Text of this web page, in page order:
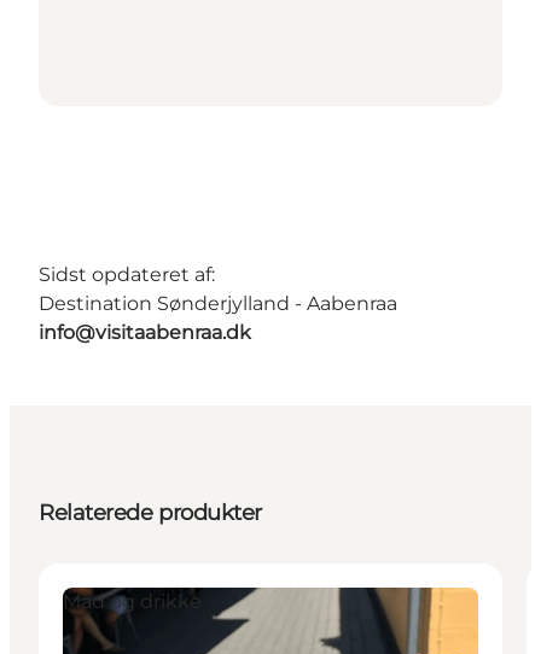
Sidst opdateret af:
Destination Sønderjylland - Aabenraa
info@visitaabenraa.dk
Relaterede produkter
Mad og drikke